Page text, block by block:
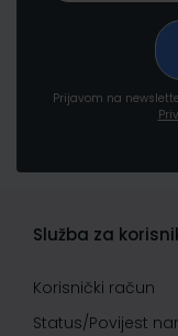
Prijavom na
Služba za
Korisnički račun
Status/Povijest